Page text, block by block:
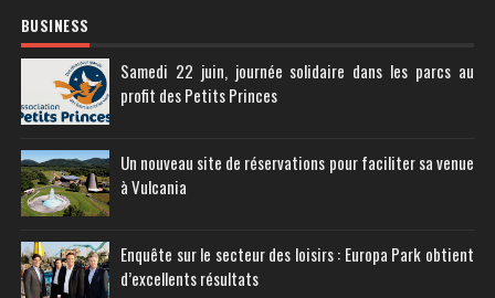
BUSINESS
Samedi 22 juin, journée solidaire dans les parcs au
profit des Petits Princes
Un nouveau site de réservations pour faciliter sa venue
à Vulcania
Enquête sur le secteur des loisirs : Europa Park obtient
d’excellents résultats